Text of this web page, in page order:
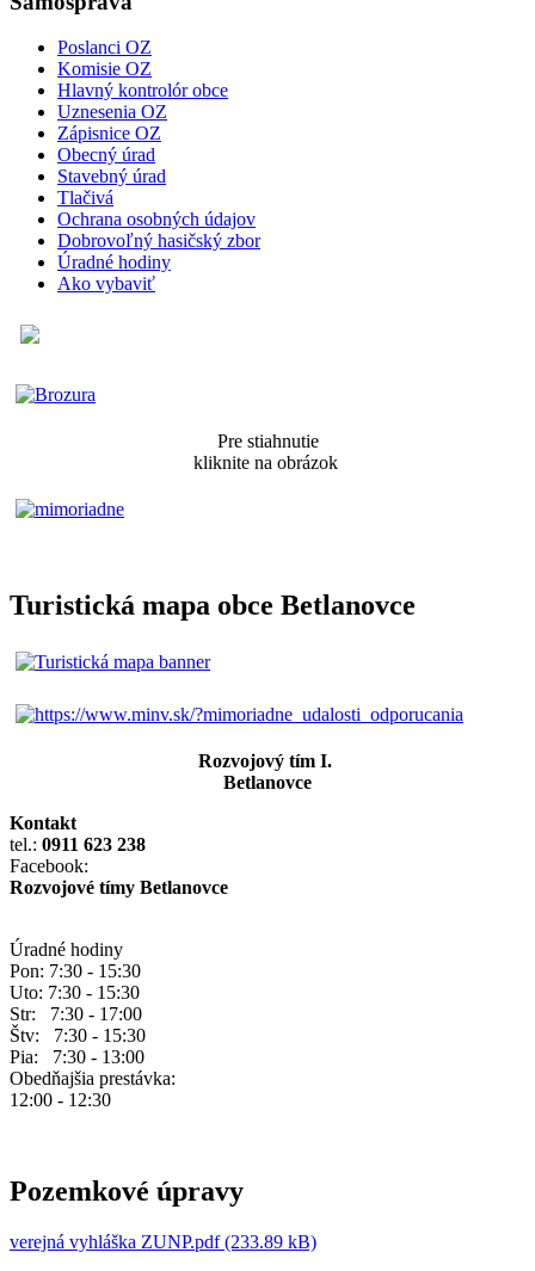
Poslanci OZ
Komisie OZ
Hlavný kontrolór obce
Uznesenia OZ
Zápisnice OZ
Obecný úrad
Stavebný úrad
Tlačivá
Ochrana osobných údajov
Dobrovoľný hasičský zbor
Úradné hodiny
Ako vybaviť
Pre stiahnutie
kliknite na obrázok
Turistická mapa obce Betlanovce
Rozvojový tím I.
Betlanovce
Kontakt
tel.: 0911 623 238
Facebook:
Rozvojové tímy Betlanovce
Úradné hodiny
Pon: 7:30 - 15:30
Uto: 7:30 - 15:30
Str: 7:30 - 17:00
Štv: 7:30 - 15:30
Pia: 7:30 - 13:00
Obedňajšia prestávka:
12:00 - 12:30
Pozemkové úpravy
verejná vyhláška ZUNP.pdf (233.89 kB)